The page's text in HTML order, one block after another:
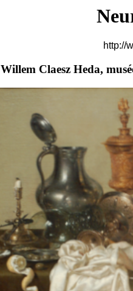
http://
Willem Claesz Heda,